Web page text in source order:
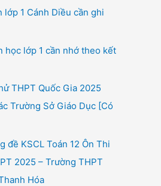
lớp 1 Cánh Diều cần ghi
học lớp 1 cần nhớ theo kết
THPT Quốc Gia 2025
Trường Sở Giáo Dục [Có
đề KSCL Toán 12 Ôn Thi
2025 – Trường THPT
Hóa